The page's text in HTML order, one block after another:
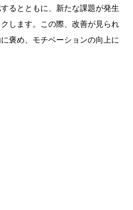
るとともに、新たな課題が発生
します。この際、改善が見られ
褒め、モチベーションの向上に